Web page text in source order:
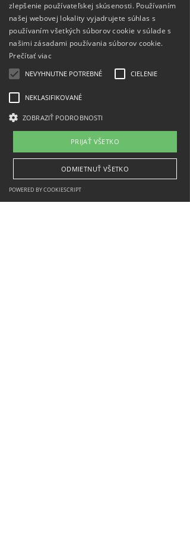
Megvalósítva a Szlovák Köztársaság Közlekedési
Minisztériumának támogatásával
zlepšenie používateľskej skúsenosti. Používaním
našej webovej lokality vyjadrujete súhlas s
používaním všetkých súborov cookie v súlade s
našimi zásadami používania súborov cookie.
Prečítať viac
NEVYHNUTNE POTREBNÉ CIELENIE
NEKLASIFIKOVANÉ
ZOBRAZIŤ PODROBNOSTI
PRIJAŤ VŠETKO
ODMIETNUŤ VŠETKO
POWERED BY COOKIESCRIPT